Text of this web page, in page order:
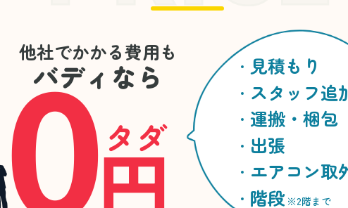
他社でかかる費用も
バディなら
0円
タダ
見積もり
スタッフ追
運搬・梱包
出張
エアコン取
階段 ※2階まで